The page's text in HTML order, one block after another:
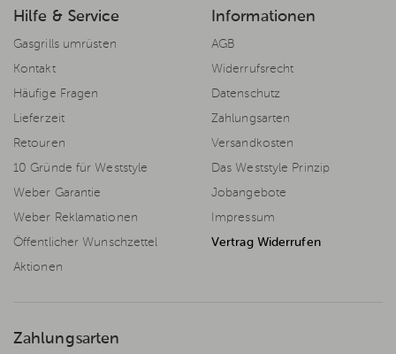
Hilfe & Service
Gasgrills umrüsten
Kontakt
Häufige Fragen
Lieferzeit
Retouren
10 Gründe für Weststyle
Weber Garantie
Weber Reklamationen
Öffentlicher Wunschzettel
Aktionen
Informationen
AGB
Widerrufsrecht
Datenschutz
Zahlungsarten
Versandkosten
Das Weststyle Prinzip
Jobangebote
Impressum
Vertrag Widerrufen
Zahlungsarten